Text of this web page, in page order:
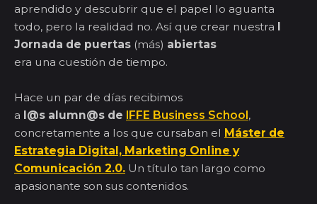
aprendido y descubrir que el papel lo aguanta
todo, pero la realidad no. Así que crear nuestra I
Jornada de puertas (más) abiertas
era una cuestión de tiempo.
Hace un par de días recibimos
a l@s alumn@s de IFFE Business School,
concretamente a los que cursaban el Máster de
Estrategia Digital, Marketing Online y
Comunicación 2.0. Un título tan largo como
apasionante son sus contenidos.